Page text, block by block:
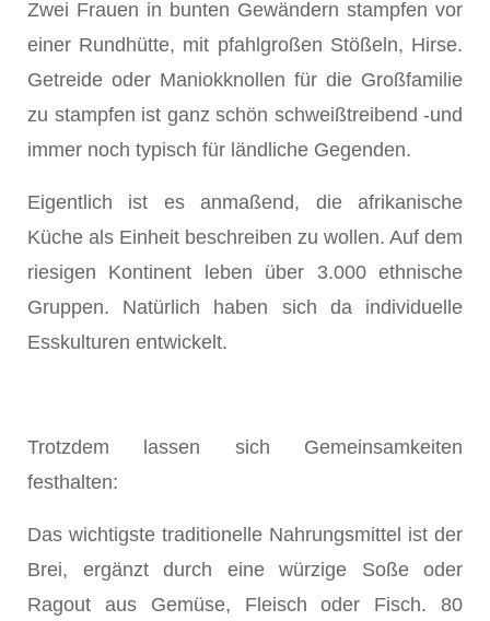
Zwei Frauen in bunten Gewändern stampfen vor
einer Rundhütte, mit pfahlgroßen Stößeln, Hirse.
Getreide oder Maniokknollen für die Großfamilie
zu stampfen ist ganz schön schweißtreibend -und
immer noch typisch für ländliche Gegenden.
Eigentlich ist es anmaßend, die afrikanische
Küche als Einheit beschreiben zu wollen. Auf dem
riesigen Kontinent leben über 3.000 ethnische
Gruppen. Natürlich haben sich da individuelle
Esskulturen entwickelt.
Trotzdem lassen sich Gemeinsamkeiten
festhalten:
Das wichtigste traditionelle Nahrungsmittel ist der
Brei, ergänzt durch eine würzige Soße oder
Ragout aus Gemüse, Fleisch oder Fisch. 80